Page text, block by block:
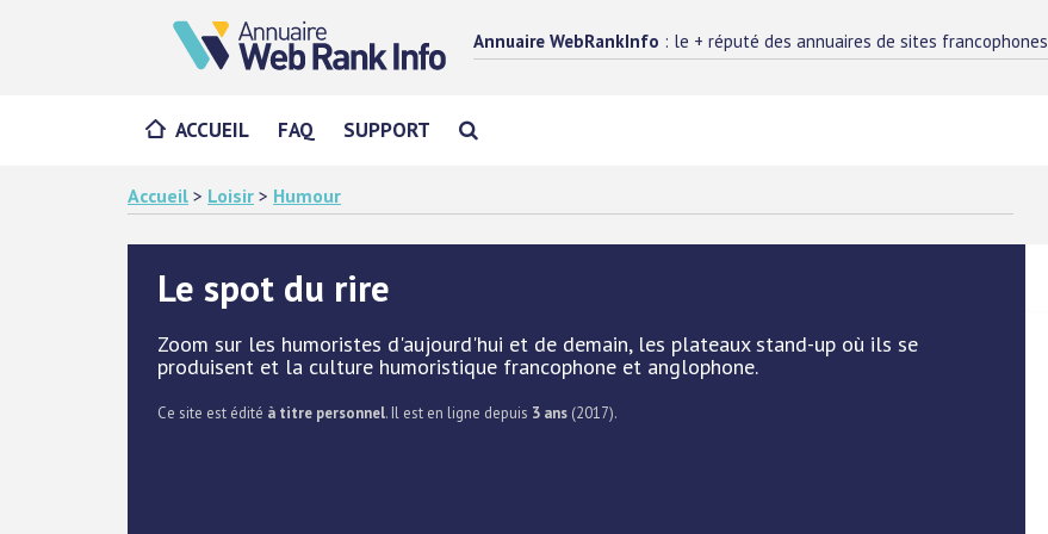
Annuaire WebRankInfo : le + réputé des annuaires de sites francophones
ACCUEIL FAQ SUPPORT
Accueil > Loisir > Humour
Le spot du rire
Zoom sur les humoristes d'aujourd'hui et de demain, les plateaux stand-up où ils se
produisent et la culture humoristique francophone et anglophone.
Ce site est édité à titre personnel. Il est en ligne depuis 3 ans (2017).